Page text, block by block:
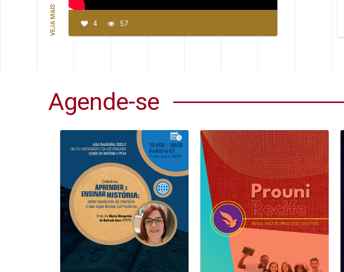
VEJA MAIS 4 57
Agende-se